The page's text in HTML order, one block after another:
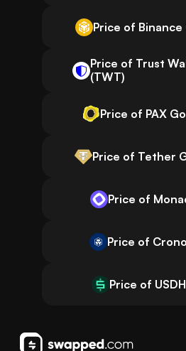
Price of Binance
Price of Trust
(TWT)
Price of PAX
Price of Tether
Price of
Price of
Price of